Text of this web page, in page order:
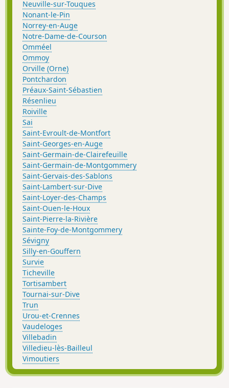
Neuville-sur-Touques
Nonant-le-Pin
Norrey-en-Auge
Notre-Dame-de-Courson
Omméel
Ommoy
Orville (Orne)
Pontchardon
Préaux-Saint-Sébastien
Résenlieu
Roiville
Sai
Saint-Evroult-de-Montfort
Saint-Georges-en-Auge
Saint-Germain-de-Clairefeuille
Saint-Germain-de-Montgommery
Saint-Gervais-des-Sablons
Saint-Lambert-sur-Dive
Saint-Loyer-des-Champs
Saint-Ouen-le-Houx
Saint-Pierre-la-Rivière
Sainte-Foy-de-Montgommery
Sévigny
Silly-en-Gouffern
Survie
Ticheville
Tortisambert
Tournai-sur-Dive
Trun
Urou-et-Crennes
Vaudeloges
Villebadin
Villedieu-lès-Bailleul
Vimoutiers